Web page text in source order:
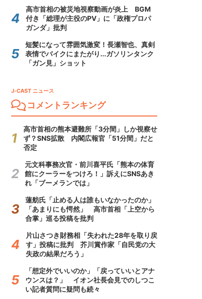
高市首相の被災地視察動画が炎上 BGM
付き「総理が主役のPV」に「政権プロパ
ガンダ」批判
短髪になって雰囲気激変！長瀬智也、真剣
表情でバイクにまたがり...ガソリンタンク
「ガン見」ショット
J-CAST ニュース
コメントランキング
高市首相の熊本避難所「3分間」しか視察せ
ず？SNS拡散 内閣広報官「51分間」だと
否定
元文科事務次官・前川喜平氏「熊本の体育
館にクーラーをつけろ！」訴えにSNSあき
れ「ブーメランでは」
蓮舫氏「止める人は誰もいなかったのか」
「あまりにも愕然」 高市首相「上空から
合掌」巡る投稿を批判
片山さつき財務相「失われた28年を取り戻
す」投稿に批判 芥川賞作家「自民党の大
失政の結果だろう」
「想定外でいいのか」「戻っていいとアナ
ウンスは？」 イオン社長会見でのしつこ
い記者質問に疑問も続々